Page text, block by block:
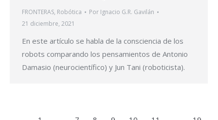
FRONTERAS, Robótica Por Ignacio G.R. Gavilán
21 diciembre, 2021
En este artículo se habla de la consciencia de los
robots comparando los pensamientos de Antonio
Damasio (neurocientífico) y Jun Tani (roboticista).